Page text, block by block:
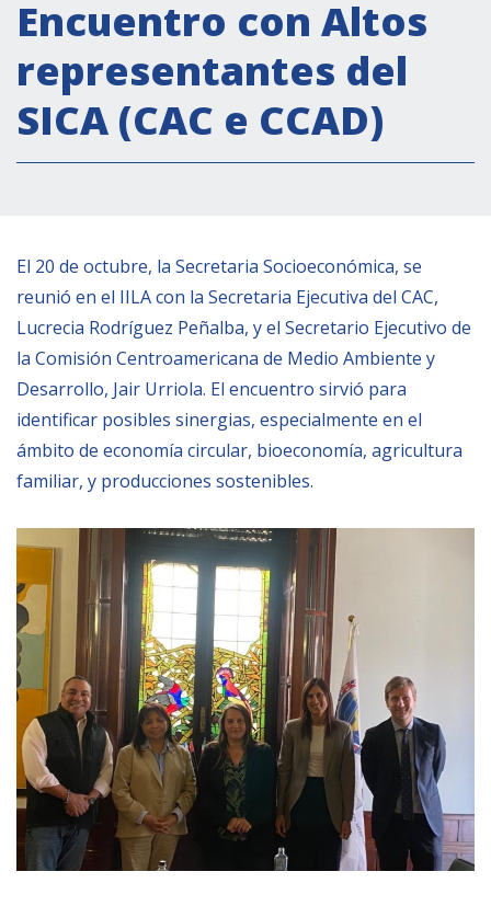
Secretaría Cultural
Secretaría Socioeconómica
Secretaría Técnico-científica
Forum Pymes
género
Becas
Partnership
COOPERACIÓN
Patrimonio cultural
Justicia y Seguridad
EUROsociAL
EL PAcCTO
EUROFRONT
COPOLAD III
AL-INVEST Verde
MEDIOS
Fotos
Encuentro con Altos
representantes del
SICA (CAC e CCAD)
El 20 de octubre, la Secretaria Socioeconómica, se
reunió en el IILA con la Secretaria Ejecutiva del CAC,
Lucrecia Rodríguez Peñalba, y el Secretario Ejecutivo de
la Comisión Centroamericana de Medio Ambiente y
Desarrollo, Jair Urriola. El encuentro sirvió para
identificar posibles sinergias, especialmente en el
mbito de economía circular, bioeconomía, agricultura
familiar, y producciones sostenibles.